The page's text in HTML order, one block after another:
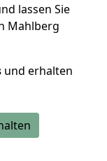
lassen Sie
Mahlberg
und erhalten